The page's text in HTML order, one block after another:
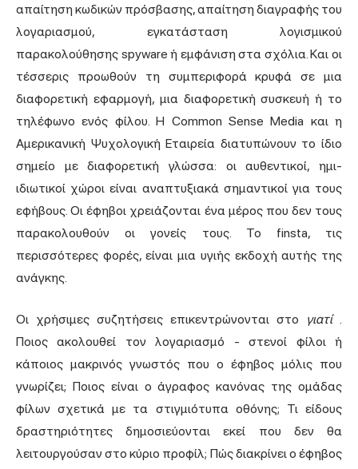
απαίτηση κωδικών πρόσβασης, απαίτηση διαγραφής του
λογαριασμού, εγκατάσταση λογισμικού
παρακολούθησης spyware ή εμφάνιση στα σχόλια. Και οι
τέσσερις προωθούν τη συμπεριφορά κρυφά σε μια
διαφορετική εφαρμογή, μια διαφορετική συσκευή ή το
τηλέφωνο ενός φίλου. Η Common Sense Media και η
Αμερικανική Ψυχολογική Εταιρεία διατυπώνουν το ίδιο
σημείο με διαφορετική γλώσσα: οι αυθεντικοί, ημι-
ιδιωτικοί χώροι είναι αναπτυξιακά σημαντικοί για τους
εφήβους. Οι έφηβοι χρειάζονται ένα μέρος που δεν τους
παρακολουθούν οι γονείς τους. Το finsta, τις
περισσότερες φορές, είναι μια υγιής εκδοχή αυτής της
ανάγκης.
Οι χρήσιμες συζητήσεις επικεντρώνονται στο γιατί.
Ποιος ακολουθεί τον λογαριασμό - στενοί φίλοι ή
κάποιος μακρινός γνωστός που ο έφηβος μόλις που
γνωρίζει; Ποιος είναι ο άγραφος κανόνας της ομάδας
φίλων σχετικά με τα στιγμιότυπα οθόνης; Τι είδους
δραστηριότητες δημοσιεύονται εκεί που δεν θα
λειτουργούσαν στο κύριο προφίλ; Πώς διακρίνει ο έφηβος